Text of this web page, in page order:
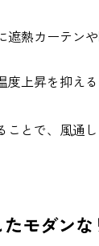
遮熱カーテン
上昇を抑える
とで、風通
モダン